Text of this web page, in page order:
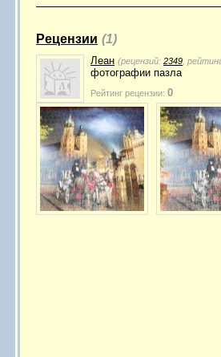
Рецензии (1)
Леан (рецензий: 2349 ,
фотографии пазла
Рейтинг рецензии: 0